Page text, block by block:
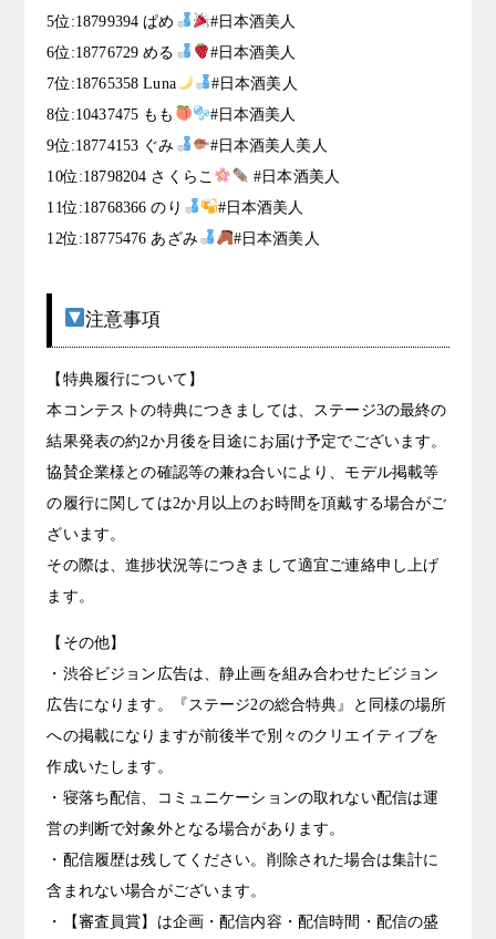
5位:18799394 ぱめ
#日本酒美人
6位:18776729 める
#日本酒美人
7位:18765358 Luna
#日本酒美人
8位:10437475 もも
#日本酒美人
9位:18774153 ぐみ
#日本酒美人美人
10位:18798204 さくらこ
#日本酒美人
11位:18768366 のり
#日本酒美人
12位:18775476 あざみ
#日本酒美人
注意事項
【特典履行について】
本コンテストの特典につきましては、ステージ3の最終の
結果発表の約2か月後を目途にお届け予定でございます。
協賛企業様との確認等の兼ね合いにより、モデル掲載等
の履行に関しては2か月以上のお時間を頂戴する場合がご
ざいます。
その際は、進捗状況等につきまして適宜ご連絡申し上げ
ます。
【その他】
・渋谷ビジョン広告は、静止画を組み合わせたビジョン
広告になります。『ステージ2の総合特典』と同様の場所
への掲載になりますが前後半で別々のクリエイティブを
作成いたします。
・寝落ち配信、コミュニケーションの取れない配信は運
営の判断で対象外となる場合があります。
・配信履歴は残してください。削除された場合は集計に
含まれない場合がございます。
・【審査員賞】は企画・配信内容・配信時間・配信の盛